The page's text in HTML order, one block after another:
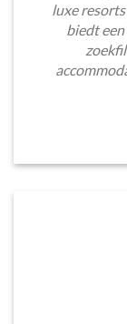
luxe
biedt een